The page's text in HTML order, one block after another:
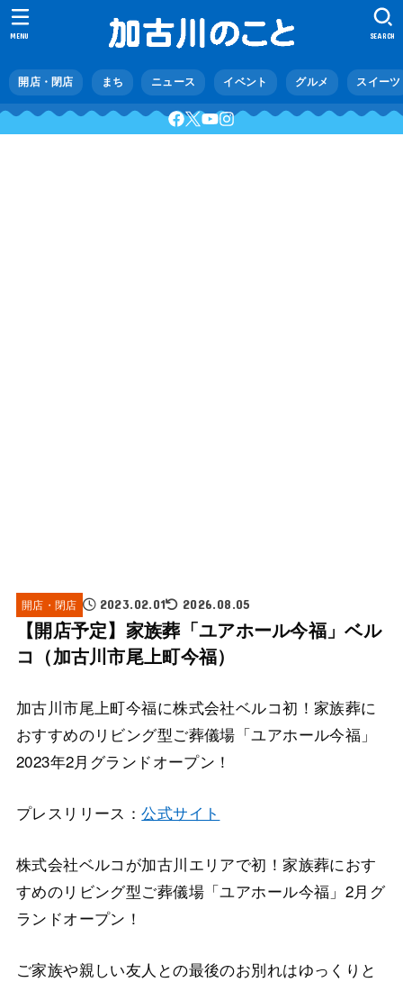
開店・閉店 まち ニュース イベント グルメ スイーツ
SEARCH
MENU
開店・閉店 2023.02.01 2026.08.05
【開店予定】家族葬「ユアホール今福」ベル
コ（加古川市尾上町今福）
加古川市尾上町今福に株式会社ベルコ初！家族葬に
おすすめのリビング型ご葬儀場「ユアホール今福」
2023年2月グランドオープン！
プレスリリース：公式サイト
株式会社ベルコが加古川エリアで初！家族葬におす
すめのリビング型ご葬儀場「ユアホール今福」2月グ
ランドオープン！
ご家族や親しい友人との最後のお別れはゆっくりと